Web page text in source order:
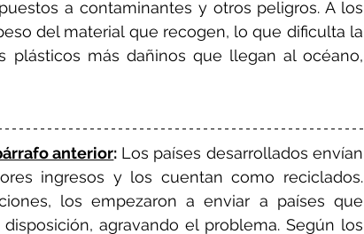
a contaminantes y otros peligros. A los
del material que recogen, lo que dificulta la
plásticos más dañinos que llegan al océano,
anterior: Los países desarrollados envían
ingresos y los cuentan como reciclados.
los empezaron a enviar a países que
agravando el problema. Según los